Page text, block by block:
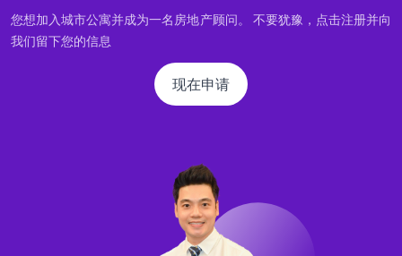
您想加入城市公寓并成为一名房地产顾问。 不要犹豫，点击注册并向
我们留下您的信息
现在申请